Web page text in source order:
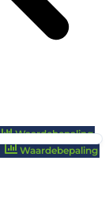
Waardebepaling
Waardebepaling